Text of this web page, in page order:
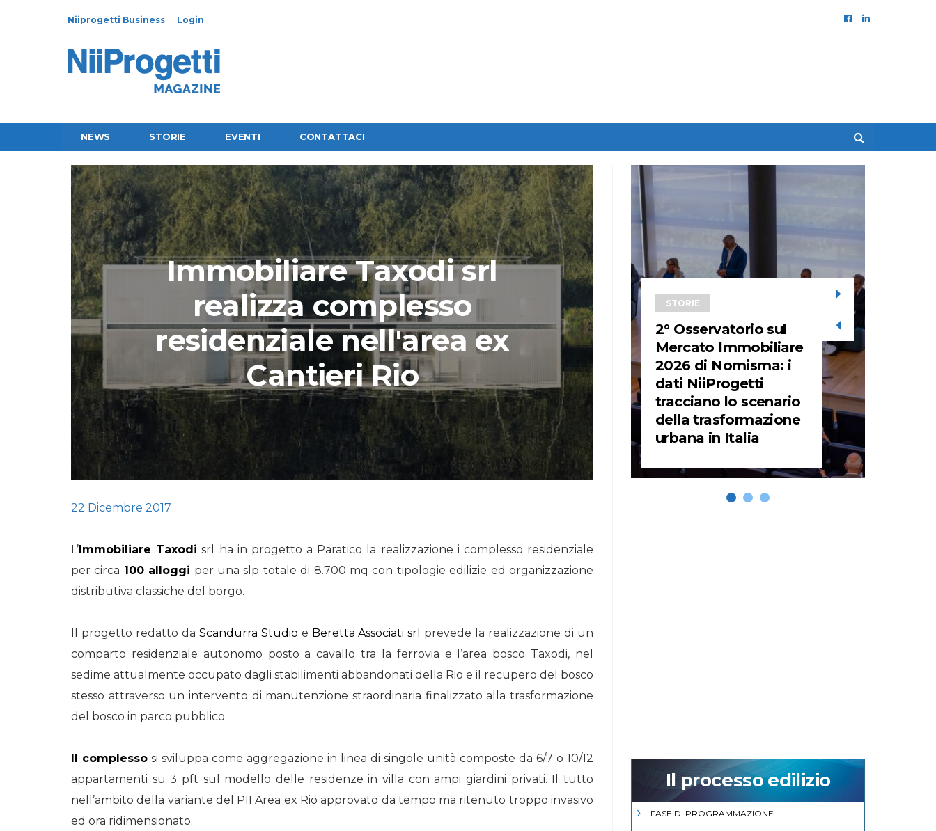
Niiprogetti Business Login
NEWS STORIE EVENTI CONTATTACI
Immobiliare Taxodi srl
realizza complesso
residenziale nell'area ex
Cantieri Rio
22 Dicembre 2017
L’Immobiliare Taxodi srl ha in progetto a Paratico la realizzazione i complesso residenziale
per circa 100 alloggi per una slp totale di 8.700 mq con tipologie edilizie ed organizzazione
distributiva classiche del borgo.
Il progetto redatto da Scandurra Studio e Beretta Associati srl prevede la realizzazione di un
comparto residenziale autonomo posto a cavallo tra la ferrovia e l’area bosco Taxodi, nel
sedime attualmente occupato dagli stabilimenti abbandonati della Rio e il recupero del bosco
stesso attraverso un intervento di manutenzione straordinaria finalizzato alla trasformazione
del bosco in parco pubblico.
Il complesso si sviluppa come aggregazione in linea di singole unità composte da 6/7 o 10/12
appartamenti su 3 pft sul modello delle residenze in villa con ampi giardini privati. Il tutto
nell’ambito della variante del PII Area ex Rio approvato da tempo ma ritenuto troppo invasivo
ed ora ridimensionato.
STORIE
HEADQUARTERS. Il
video del terzo talk di
HEADQUARTERS
REMIX
STORIE
Urban Headquarters:
il workplace che
rigenera la città nel
nuovo talk di
NiiProgetti
STORIE
2° Osservatorio sul
Mercato Immobiliare
2026 di Nomisma: i
dati NiiProgetti
tracciano lo scenario
della trasformazione
urbana in Italia
Il processo edilizio
FASE DI PROGRAMMAZIONE